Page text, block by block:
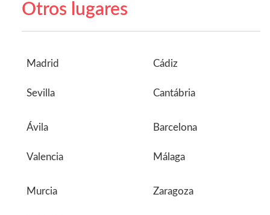
Otros lugares
Madrid
Sevilla
Cádiz
Cantábria
Ávila
Valencia
Barcelona
Málaga
Murcia Zaragoza